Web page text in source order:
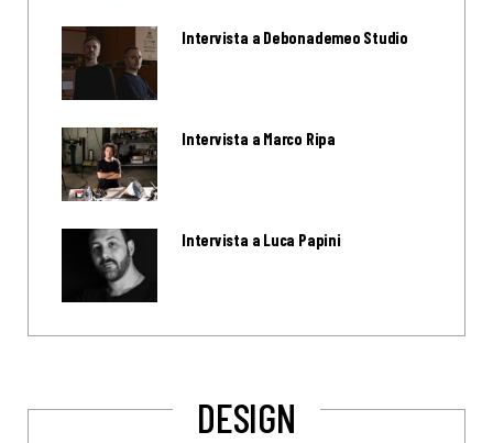
Intervista a Debonademeo Studio
Intervista a Marco Ripa
Intervista a Luca Papini
DESIGN